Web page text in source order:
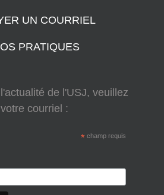
UN COURRIEL
PRATIQUES
de l'USJ, veuillez
courriel :
* champ requis